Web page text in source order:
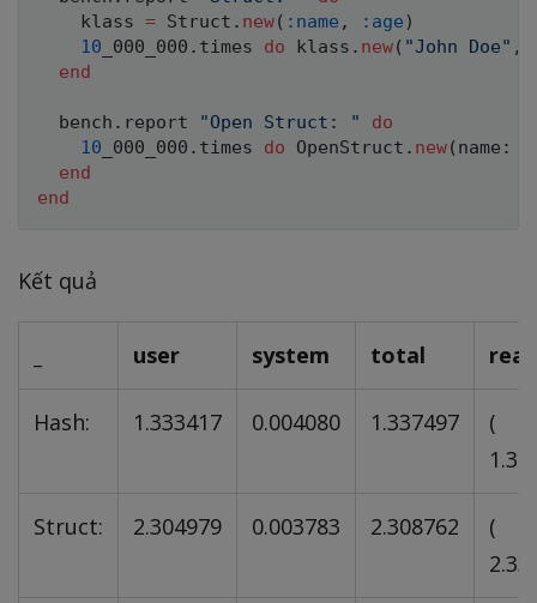
    klass
= Struct . new( :name , :age )
10 _000_000 . times do klass . new( "John Doe" ,
end
  bench
. report "Open Struct: "
do
10 _000_000 . times do OpenStruct . new( name :
end
end
Kết quả
user system total real
Hash: 1.333417 0.004080 1.337497
(
Struct: 2.304979 0.003783 2.308762
(